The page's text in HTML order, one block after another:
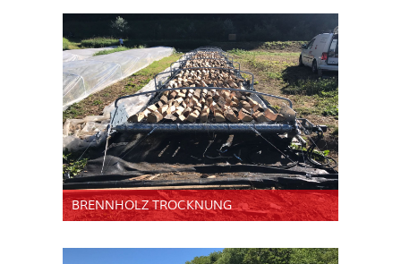
BRENNHOLZ TROCKNUNG